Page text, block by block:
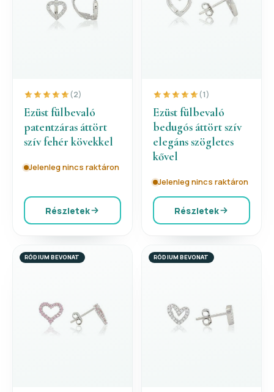
(2)
Ezüst fülbevaló
patentzáras áttört
szív fehér kövekkel
Jelenleg nincs raktáron
Részletek
(1)
Ezüst fülbevaló
bedugós áttört szív
elegáns szögletes
kővel
Jelenleg nincs raktáron
Részletek
RÓDIUM BEVONAT RÓDIUM BEVONAT